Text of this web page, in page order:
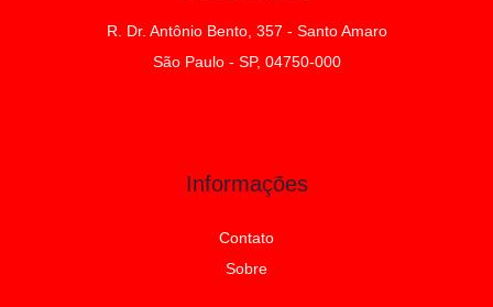
R. Dr. Antônio Bento, 357 - Santo Amaro
São Paulo - SP, 04750-000
Informações
Contato
Sobre